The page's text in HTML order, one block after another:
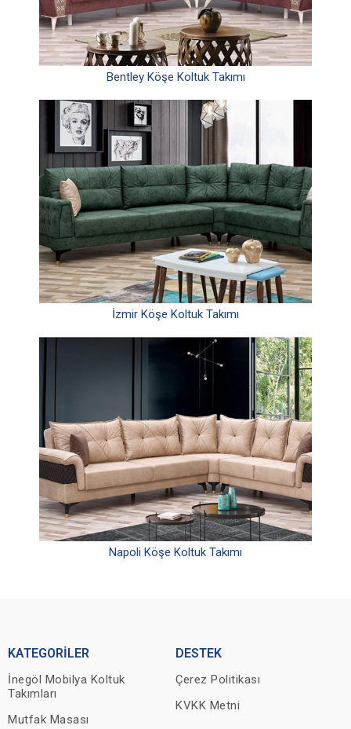
Bentley Köşe Koltuk Takımı
İzmir Köşe Koltuk Takımı
Napoli Köşe Koltuk Takımı
KATEGORİLER
İnegöl Mobilya Koltuk
Takımları
Mutfak Masası
DESTEK
Çerez Politikası
KVKK Metni